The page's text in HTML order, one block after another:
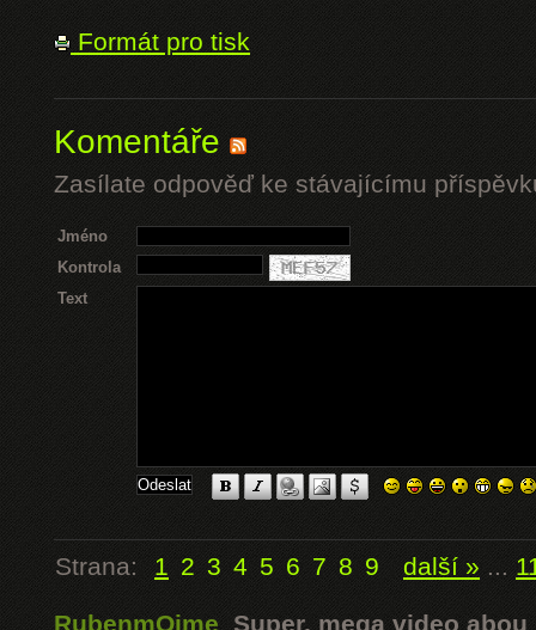
Formát pro tisk
Komentáře
Zasílate odpověď ke stávajícímu
Jméno
Kontrola
Text
Strana: 1 2 3 4 5 6 7 8 9 další » ...
RubenmOime, Super, mega video abou